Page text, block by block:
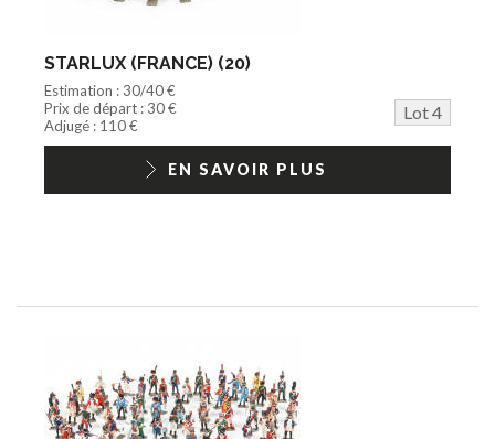
STARLUX (FRANCE) (20)
Estimation : 30/40 €
Prix de départ : 30 €
Lot 4
Adjugé : 110 €
EN SAVOIR PLUS